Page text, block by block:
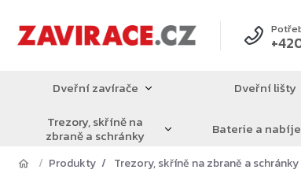
obsah
Dveřní zavírače Dveřní lišty
Trezory, skříně na
zbraně a schránky Baterie a
Produkty Trezory, skříně na zbraně a schránky